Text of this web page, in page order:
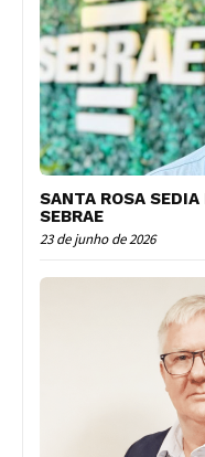
SANTA ROSA
SEBRAE
23 de junho de 2026